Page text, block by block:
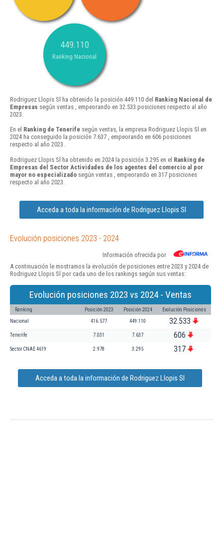
449.110
Ranking Nacional
Rodriguez Llopis Sl ha obtenido la posición 449.110 del Ranking Nacional de
Empresas según ventas , empeorando en 32.533 posiciones respecto al año
2023.
En el Ranking de Tenerife según ventas, la empresa Rodriguez Llopis Sl en
2024 ha conseguido la posición 7.637 , empeorando en 606 posiciones
respecto al año 2023.
Rodriguez Llopis Sl ha obtenido en 2024 la posición 3.295 en el Ranking de
Empresas del Sector Actividades de los agentes del comercio al por
mayor no especializado según ventas , empeorando en 317 posiciones
respecto al año 2023.
Acceda a toda la información de Rodriguez Llopis Sl
Evolución posiciones 2023 - 2024
Información ofrecida por
A continuación le mostramos la evolución de posiciones entre 2023 y 2024 de
Rodriguez Llopis Sl por cada uno de los rankings según sus ventas:
Evolución posiciones 2023 vs 2024 - Ventas
Ranking Posición 2023 Posición 2024 Evolución Posiciones
Nacional 416.577 449.110 32.533
Tenerife 7.031 7.637 606
Sector CNAE 4619 2.978 3.295 317
Acceda a toda la información de Rodriguez Llopis Sl